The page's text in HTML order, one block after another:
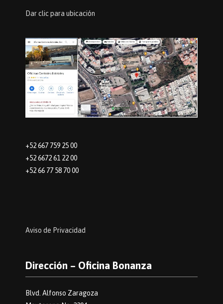
Dar clic para ubicación
+52 667 759 25 00
+52 6672 61 22 00
+52 66 77 58 70 00
Aviso de Privacidad
Dirección – Oficina Bonanza
Blvd. Alfonso Zaragoza